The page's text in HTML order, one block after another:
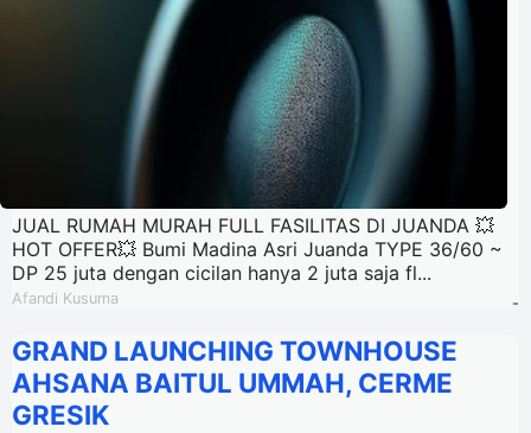
JUAL RUMAH MURAH FULL FASILITAS DI JUANDA 💥
HOT OFFER💥 Bumi Madina Asri Juanda TYPE 36/60 ~
DP 25 juta dengan cicilan hanya 2 juta saja fl...
Afandi Kusuma -
GRAND LAUNCHING TOWNHOUSE
AHSANA BAITUL UMMAH, CERME
GRESIK